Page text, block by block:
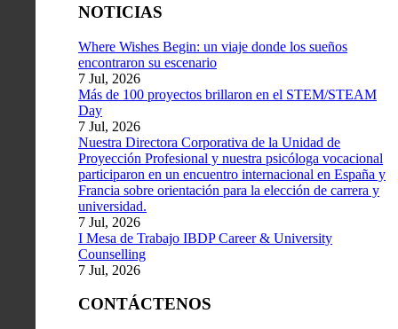
NOTICIAS
Where Wishes Begin: un viaje donde los sueños
encontraron su escenario
7 Jul, 2026
Más de 100 proyectos brillaron en el STEM/STEAM
Day
7 Jul, 2026
Nuestra Directora Corporativa de la Unidad de
Proyección Profesional y nuestra psicóloga vocacional
participaron en un encuentro internacional en España y
Francia sobre orientación para la elección de carrera y
universidad.
7 Jul, 2026
I Mesa de Trabajo IBDP Career & University
Counselling
7 Jul, 2026
CONTÁCTENOS